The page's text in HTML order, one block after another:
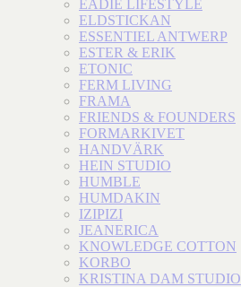
EADIE LIFESTYLE
ELDSTICKAN
ESSENTIEL ANTWERP
ESTER & ERIK
ETONIC
FERM LIVING
FRAMA
FRIENDS & FOUNDERS
FORMARKIVET
HANDVÄRK
HEIN STUDIO
HUMBLE
HUMDAKIN
IZIPIZI
JEANERICA
KNOWLEDGE COTTON
KORBO
KRISTINA DAM STUDIO